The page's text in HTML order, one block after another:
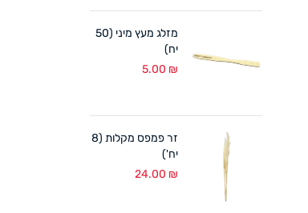
מזלג מעץ מיני (50
יח)
5.00 ₪
זר פמפס מקלות (8
יח')
24.00 ₪